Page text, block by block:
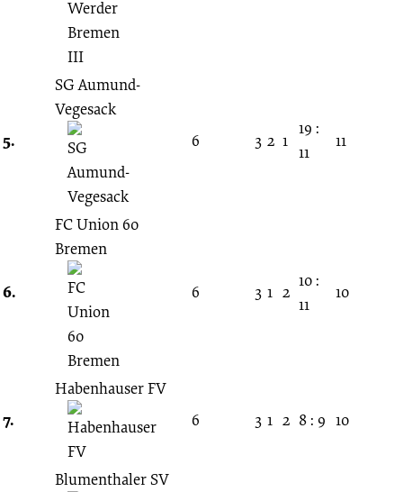
5.
SG Aumund-
Vegesack
6
3 2 1
19 :
11
11
6.
FC Union 60
Bremen
6 3 1 2
10 :
11
10
7.
Habenhauser FV
6
3 1 2 8 : 9 10
Blumenthaler SV